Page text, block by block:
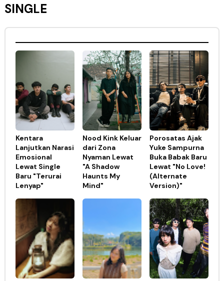
SINGLE
Kentara
Lanjutkan Narasi
Emosional
Lewat Single
Baru "Terurai
Lenyap"
Nood Kink Keluar
dari Zona
Nyaman Lewat
"A Shadow
Haunts My
Mind"
Porosatas Ajak
Yuke Sampurna
Buka Babak Baru
Lewat "No Love!
(Alternate
Version)"